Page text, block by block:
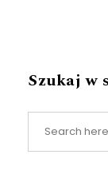
Szukaj w